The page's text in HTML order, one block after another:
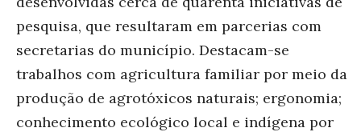
pesquisa, que resultaram em parcerias com
secretarias do município. Destacam-se
trabalhos com agricultura familiar por meio da
produção de agrotóxicos naturais; ergonomia;
conhecimento ecológico local e indígena por